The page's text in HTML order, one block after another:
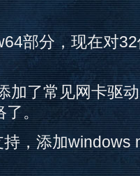
部分，现在对
加了常见网卡驱
。
，添加windows